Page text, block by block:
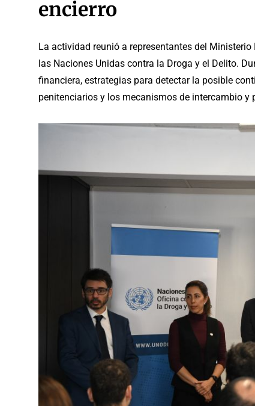
encierro
La actividad reunió a representantes del
las Naciones Unidas contra la Droga y el Delito.
financiera, estrategias para detectar la posible
penitenciarios y los mecanismos de intercambio y